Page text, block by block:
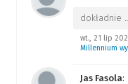
dokładnie
wt., 21 lip
Millennium
Jas Fasola: